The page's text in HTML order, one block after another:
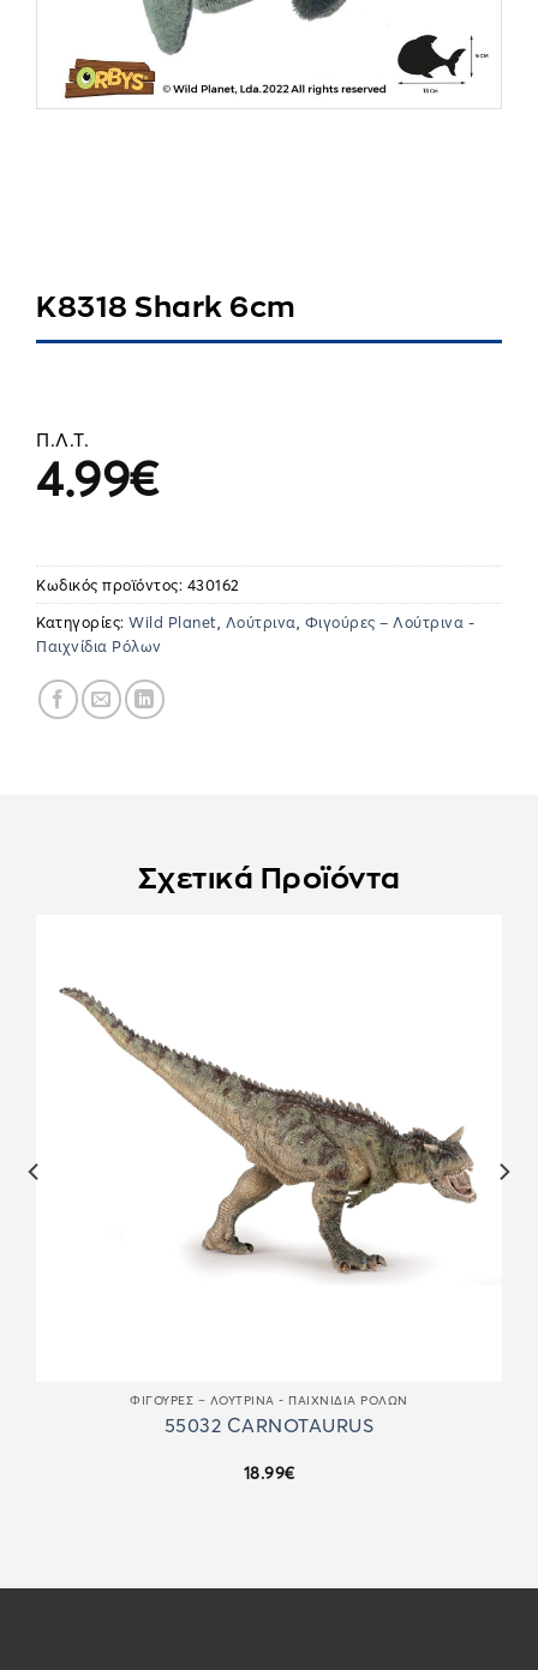
K8318 Shark 6cm
Π.Λ.Τ.
4.99€
Κωδικός προϊόντος: 430162
Κατηγορίες: Wild Planet, Λούτρινα, Φιγούρες – Λούτρινα -
Παιχνίδια Ρόλων
Σχετικά Προϊόντα
ΦΙΓΟΎΡΕΣ – ΛΟΎΤΡΙΝΑ - ΠΑΙΧΝΊΔΙΑ ΡΌΛΩΝ
55032 CARNOTAURUS
18.99€